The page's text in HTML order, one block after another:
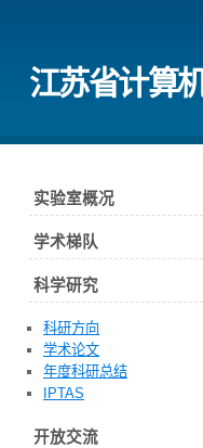
江苏省计算
实验室概况
学术梯队
科学研究
科研方向
学术论文
年度科研总结
IPTAS
开放交流